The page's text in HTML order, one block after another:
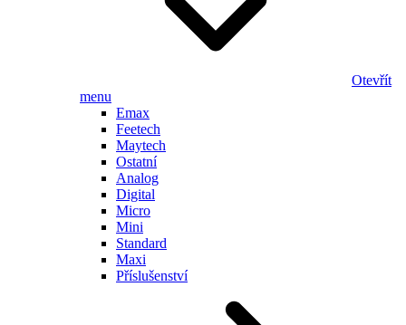
Otevřít
menu
Emax
Feetech
Maytech
Ostatní
Analog
Digital
Micro
Mini
Standard
Maxi
Příslušenství